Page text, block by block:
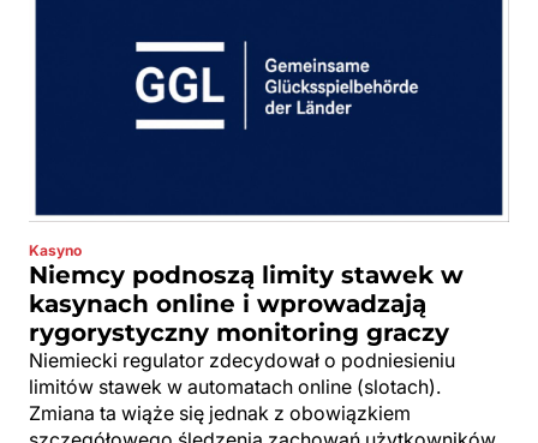
Kasyno
Niemcy podnoszą limity stawek w
kasynach online i wprowadzają
rygorystyczny monitoring graczy
Niemiecki regulator zdecydował o podniesieniu
limitów stawek w automatach online (slotach).
Zmiana ta wiąże się jednak z obowiązkiem